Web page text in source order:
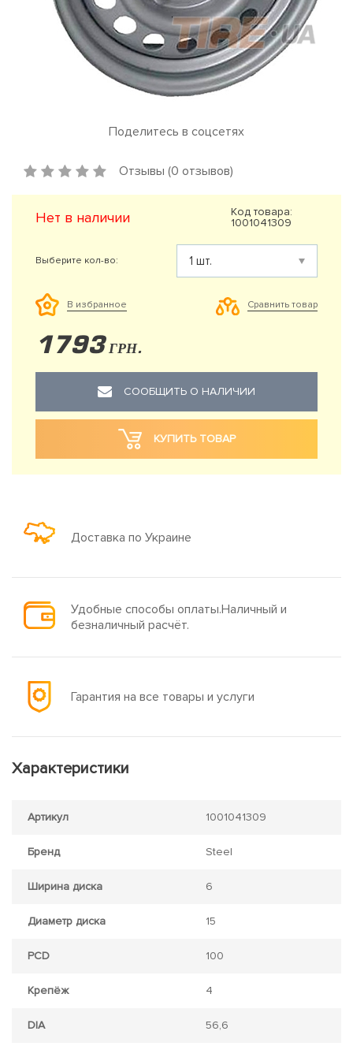
Поделитесь в соцсетях
Отзывы (0 отзывов)
Нет в наличии
Код товара:
1001041309
Выберите кол-во:
В избранное Сравнить товар
1793 ГРН.
СООБЩИТЬ О НАЛИЧИИ
КУПИТЬ ТОВАР
Доставка по Украине
Удобные способы оплаты.Наличный и
безналичный расчёт.
Гарантия на все товары и услуги
Характеристики
Артикул 1001041309
Бренд Steel
Ширина диска 6
Диаметр диска 15
PCD 100
Крепёж 4
DIA 56,6